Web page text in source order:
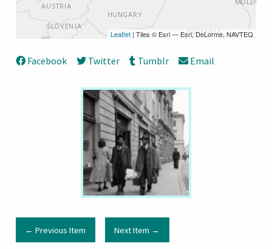
Leaflet | Tiles © Esri — Esri, DeLorme, NAVTEQ
Facebook Twitter Tumblr Email
← Previous Item Next Item →